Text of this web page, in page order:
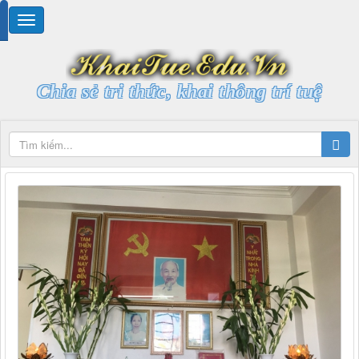
Chia sẻ tri thức, khai thông trí tuệ